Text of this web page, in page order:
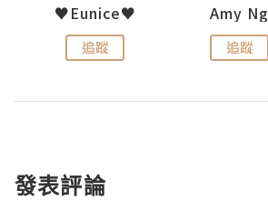
♥Eunice♥
追蹤
Amy Ng
追蹤
發表評論